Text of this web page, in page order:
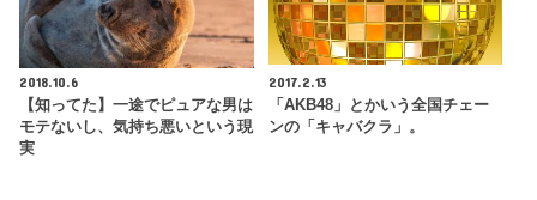
2018.10.6
【知ってた】一途でピュアな男は
モテないし、気持ち悪いという現
実
2017.2.13
「AKB48」とかいう全国チェー
ンの「キャバクラ」。